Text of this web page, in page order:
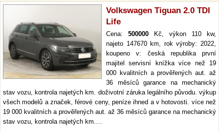
Volkswagen Tiguan 2.0 TDI
Life
Cena: 500000 Kč, výkon 110 kw,
najeto 147670 km, rok výroby: 2022,
koupeno v: česká republika první
majitel servisní knížka více než 19
000 kvalitních a prověřených aut. až
36 měsíců garance na mechanický
stav vozu, kontrola najetých km. doživotní záruka legálního původu. výkup
všech modelů a značek, férové ceny, peníze ihned a v hotovosti. více než
19 000 kvalitních a prověřených aut. až 36 měsíců garance na mechanický
stav vozu, kontrola najetých km.…